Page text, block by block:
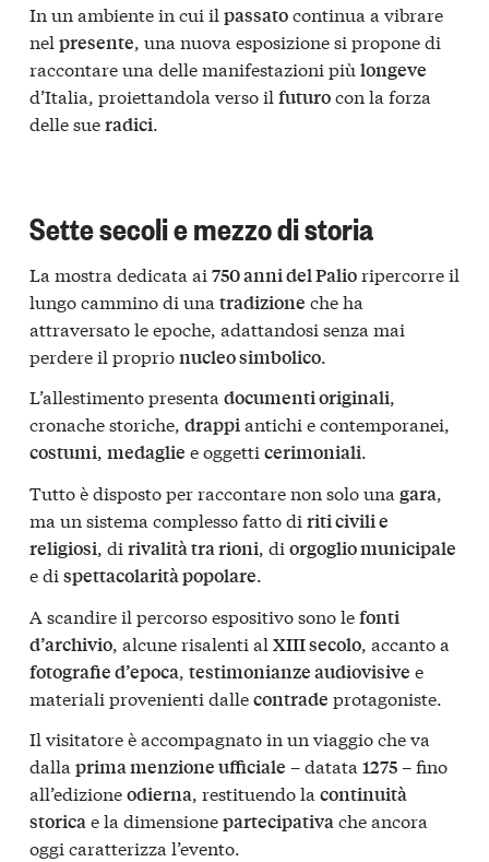
In un ambiente in cui il passatocontinua a vibrare
nel presente, una nuova esposizione si propone di
raccontare una delle manifestazioni più longeve
d’Italia, proiettandola verso il futurocon la forza
delle sueradici.
Sette secoli e mezzo di storia
La mostra dedicata ai 750 anni del Palioripercorre il
lungo cammino di una tradizione che ha
attraversato le epoche, adattandosi senza mai
perdere il proprionucleo simbolico.
L’allestimento presenta documenti originali,
cronache storiche, drappiantichi e contemporanei,
costumi, medaglie e oggetti cerimoniali.
Tutto è disposto per raccontare non solo una gara,
ma un sistema complesso fatto di riti civili e
religiosi, di rivalità tra rioni, di orgoglio municipale
e di spettacolarità popolare.
A scandire il percorso espositivo sono lefonti
d’archivio , alcune risalenti al XIII secolo , accanto a
fotografie d’epoca testimonianze audiovisive e
materiali provenienti dallecontrade protagoniste.
Il visitatore è accompagnato in un viaggio che va
dalla prima menzione ufficiale – datata 1275– fino
all’edizioneodierna, restituendo la continuità
storicae la dimensionepartecipativache ancora
oggi caratterizza l’evento.